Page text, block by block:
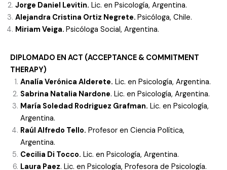
Jorge Daniel Levitin. Lic. en Psicología, Argentina.
Alejandra Cristina Ortiz Negrete. Psicóloga, Chile.
Miriam Veiga. Psicóloga Social, Argentina.
DIPLOMADO EN ACT (ACCEPTANCE & COMMITMENT
THERAPY)
Analía Verónica Alderete. Lic. en Psicología, Argentina.
Sabrina Natalia Nardone. Lic. en Psicología, Argentina.
María Soledad Rodriguez Grafman. Lic. en Psicología,
Argentina.
Raúl Alfredo Tello. Profesor en Ciencia Política,
Argentina.
Cecilia Di Tocco. Lic. en Psicología, Argentina.
Laura Paez. Lic. en Psicología, Profesora de Psicología.